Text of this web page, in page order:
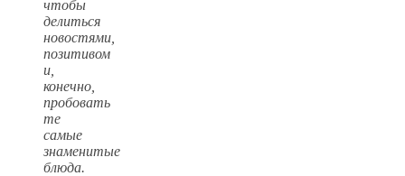
чтобы
делиться
новостями,
позитивом
и,
конечно,
пробовать
те
самые
знаменитые
блюда.